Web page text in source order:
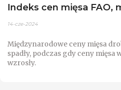
Indeks cen mięsa FAO,
14-cze-2024
Międzynarodowe ceny mięsa
spadły, podczas gdy ceny
wzrosły.